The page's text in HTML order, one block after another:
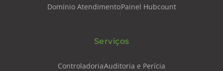
Domínio AtendimentoPainel Hubcount
Serviços
ControladoriaAuditoria e Perícia